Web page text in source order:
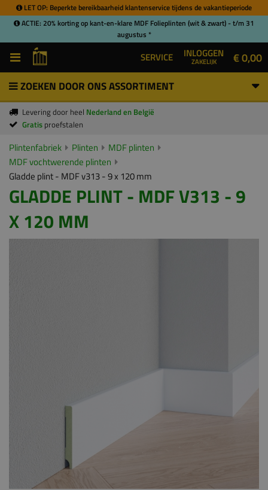
LET OP: Beperkte bereikbaarheid klantenservice tijdens de vakantieperiode
ACTIE: 20% korting op kant-en-klare MDF Folieplinten (wit & zwart) - t/m 31
augustus *
SERVICE INLOGGEN
ZAKELIJK € 0,00
ZOEKEN DOOR ONS ASSORTIMENT
Levering door heel Nederland en België
Gratis proefstalen
Plintenfabriek Plinten
MDF plinten
MDF vochtwerende plinten
Gladde plint - MDF v313 - 9 x 120 mm
GLADDE PLINT - MDF V313 - 9
X 120 MM